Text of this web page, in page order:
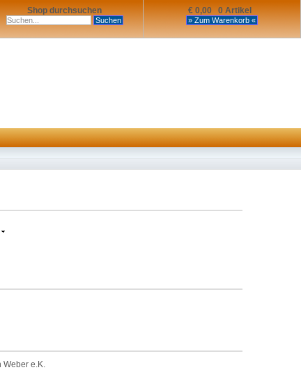
€ 0,00 0 Artikel
Shop durchsuchen
Weber e.K.